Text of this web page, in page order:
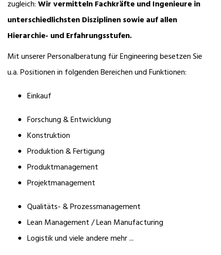
zugleich:Wir vermitteln Fachkräfte und Ingenieure in
unterschiedlichsten Disziplinen sowie auf allen
Hierarchie- und Erfahrungsstufen.
Mit unserer Personalberatung für Engineering besetzen Sie
u.a. Positionen in folgenden Bereichen und Funktionen:
Einkauf
Forschung & Entwicklung
Konstruktion
Produktion & Fertigung
Produktmanagement
Projektmanagement
Qualitäts- & Prozessmanagement
Lean Management / Lean Manufacturing
Logistik und viele andere mehr ...